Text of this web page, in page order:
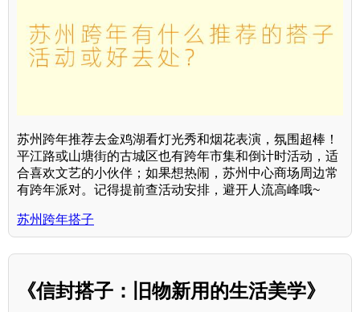
苏州跨年推荐去金鸡湖看灯光秀和烟花表演，氛围超棒！
平江路或山塘街的古城区也有跨年市集和倒计时活动，适
合喜欢文艺的小伙伴；如果想热闹，苏州中心商场周边常
有跨年派对。记得提前查活动安排，避开人流高峰哦~
苏州跨年搭子
《信封搭子：旧物新用的生活美学》